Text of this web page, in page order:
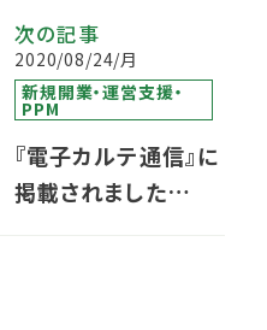
次の記事
2020/08/24/月
新規開業・運営支援・
PPM
『電子カルテ通信』に
掲載されました